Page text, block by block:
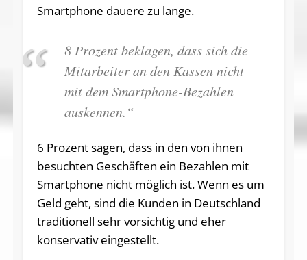
Smartphone dauere zu lange.
8 Prozent beklagen, dass sich die
Mitarbeiter an den Kassen nicht
mit dem Smartphone-Bezahlen
auskennen.“
6 Prozent sagen, dass in den von ihnen
besuchten Geschäften ein Bezahlen mit
Smartphone nicht möglich ist. Wenn es um
Geld geht, sind die Kunden in Deutschland
traditionell sehr vorsichtig und eher
konservativ eingestellt.